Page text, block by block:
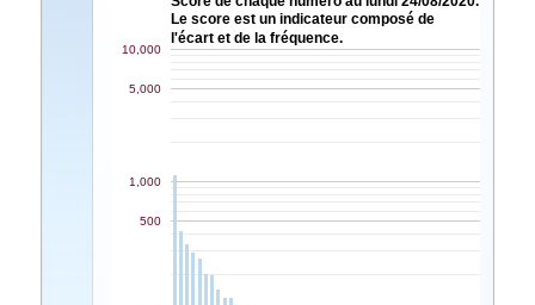
Le score est un indicateur composé de
l'écart et de la fréquence.
500
1,000
5,000
10,000